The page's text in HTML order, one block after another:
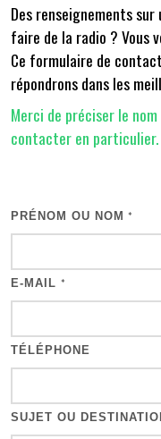
Des renseignements sur
faire de la radio ? Vous
Ce formulaire de
répondrons dans les
Merci de préciser le
contacter en particulier.
PRÉNOM OU NOM *
E-MAIL *
TÉLÉPHONE
SUJET OU